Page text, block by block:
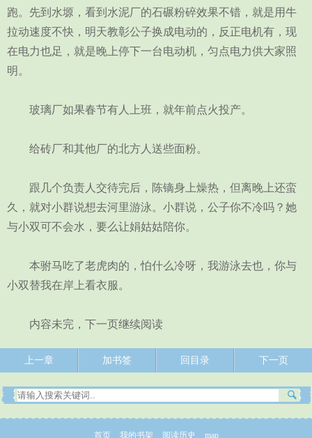
跑。先到水塬，看到水泥厂的石碾粉碎效果不错，就是用牛
拉动速度不快，明天教彰公子换成电动的，反正电机有，现
在电力也足，就是晚上停下一台电动机，匀点电力供大家照
明。
玻璃厂如果春节有人上班，就年前点火投产。
给砖厂和其他厂的北方人送些面粉。
跟几个负责人交待完后，陈镝身上燥热，但离晚上还蛮
久，就对小群说想去河里游泳。小群说，公子你不冷吗？她
与小双可不会水，要么让娟姑姑陪你。
本驸马吃了老虎肉的，怕什么冷呀，我游泳去也，你与
小双替我在岸上看衣服。
内容未完，下一页继续阅读
上一章 加书签 回目录 下一页
首页 我的书架 阅读历史 map